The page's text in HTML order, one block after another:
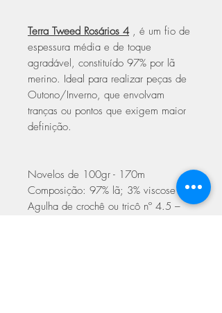
Terra Tweed Rosários 4, é um fio de
espessura média e de toque
agradável, constituído 97% por lã
merino. Ideal para realizar peças de
Outono/Inverno, que envolvam
tranças ou pontos que exigem maior
definição.
Novelos de 100gr - 170m
Composição: 97% lã; 3% viscose
Agulha de crochê ou tricô nº 4.5 –